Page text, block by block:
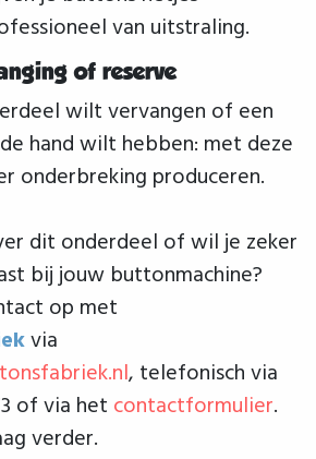
van uitstraling.
of reserve
wilt vervangen of een
hand wilt hebben: met deze
onderbreking produceren.
dit onderdeel of wil je zeker
bij jouw buttonmachine?
op met
via
, telefonisch via
of via het contactformulier.
verder.